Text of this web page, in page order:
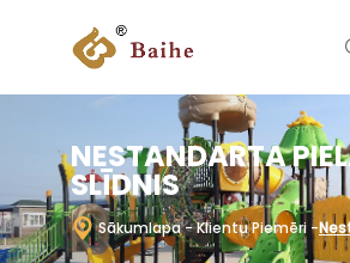
NESTANDARTA
SLĪDNIS
Sākumlapa- Klientu Piemēri -
Pielāgots Slīdnis